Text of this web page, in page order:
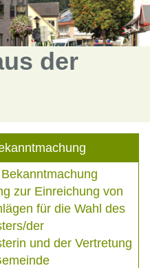
der
zur Einreichung von
für die Wahl des
der
und der Vertretung